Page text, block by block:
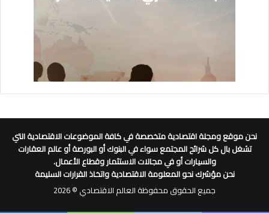
نحن موقع ومجلة اقتصادية متخصصة في كافة الموضوعات الاقتصادية التي
تشغل بال كل شرائح المجتمع سواء في البنوك أو البورصة أو عالم العقارات
والسيارات أو في مجالات الاستثمار وقطاع الأعمال.
نحن مؤشرك نحو المعلومة الاقتصادية واتخاذ القرارات السليمة
جميع الحقوق محفوظة العالم الاقتصادي © 2026